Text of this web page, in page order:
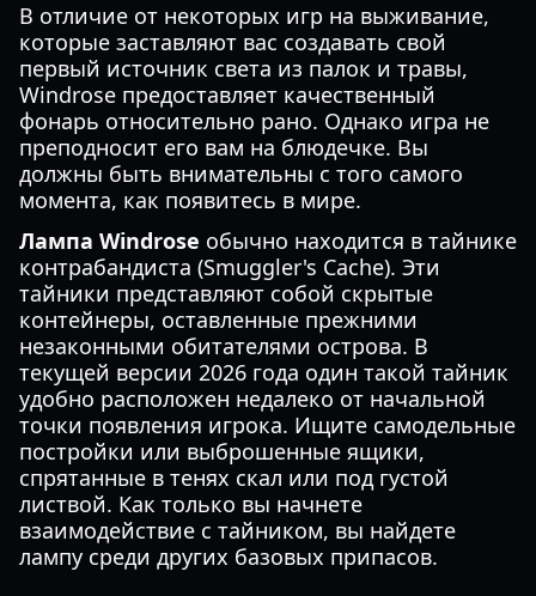
В отличие от некоторых игр на выживание,
которые заставляют вас создавать свой
первый источник света из палок и травы,
Windrose предоставляет качественный
фонарь относительно рано. Однако игра не
преподносит его вам на блюдечке. Вы
должны быть внимательны с того самого
момента, как появитесь в мире.
Лампа Windrose обычно находится в тайнике
контрабандиста (Smuggler's Cache). Эти
тайники представляют собой скрытые
контейнеры, оставленные прежними
незаконными обитателями острова. В
текущей версии 2026 года один такой тайник
удобно расположен недалеко от начальной
точки появления игрока. Ищите самодельные
постройки или выброшенные ящики,
спрятанные в тенях скал или под густой
листвой. Как только вы начнете
взаимодействие с тайником, вы найдете
лампу среди других базовых припасов.